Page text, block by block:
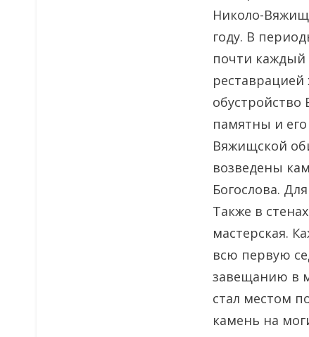
Николо-
году. В
почти каждый
обустройство
памятны и
Вяжищской
возведены
Богослова.
Также в
мастерская.
всю первую
завещанию в
стал местом
камень на